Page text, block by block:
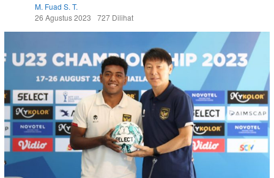
M. Fuad S. T.
26 Agustus 2023
727 Dilihat